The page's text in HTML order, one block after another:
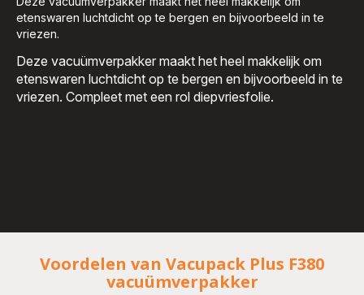
etenswaren luchtdicht op te bergen en bijvoorbeeld in te
vriezen.
Deze vacuümverpakker maakt het heel makkelijk om
etenswaren luchtdicht op te bergen en bijvoorbeeld in te
vriezen. Compleet met een rol diepvriesfolie.
Voordelen van Vacupack Plus F380
vacuümverpakker